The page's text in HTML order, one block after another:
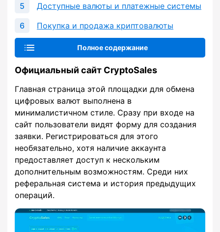
Доступные валюты и платежные системы
Покупка и продажа криптовалюты
Полное содержание
Официальный сайт CryptoSales
Главная страница этой площадки для обмена
цифровых валют выполнена в
минималистичном стиле. Сразу при входе на
сайт пользователи видят форму для создания
заявки. Регистрироваться для этого
необязательно, хотя наличие аккаунта
предоставляет доступ к нескольким
дополнительным возможностям. Среди них
реферальная система и история предыдущих
операций.